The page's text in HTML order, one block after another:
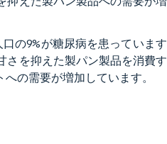
の9%が糖尿病を患っていま
を抑えた製パン製品を消費
の需要が増加しています。